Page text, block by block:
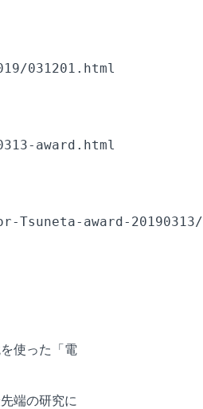
031201.html
award.html
award-20190313/
使った「電
端の研究に